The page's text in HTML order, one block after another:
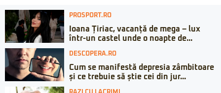
PROSPORT.RO
Ioana Țiriac, vacanță de mega – lux
într-un castel unde o noapte de...
DESCOPERA.RO
Cum se manifestă depresia zâmbitoare
și ce trebuie să știe cei din jur...